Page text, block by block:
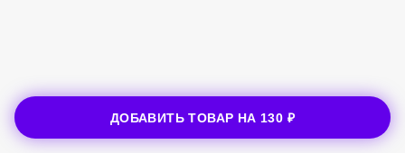
ДОБАВИТЬ ТОВАР НА 130 ₽